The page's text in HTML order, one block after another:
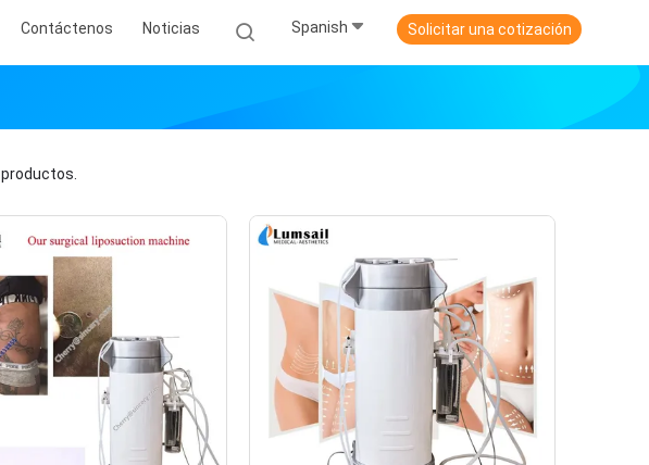
Contáctenos Noticias Spanish Solicitar una cotización
productos.